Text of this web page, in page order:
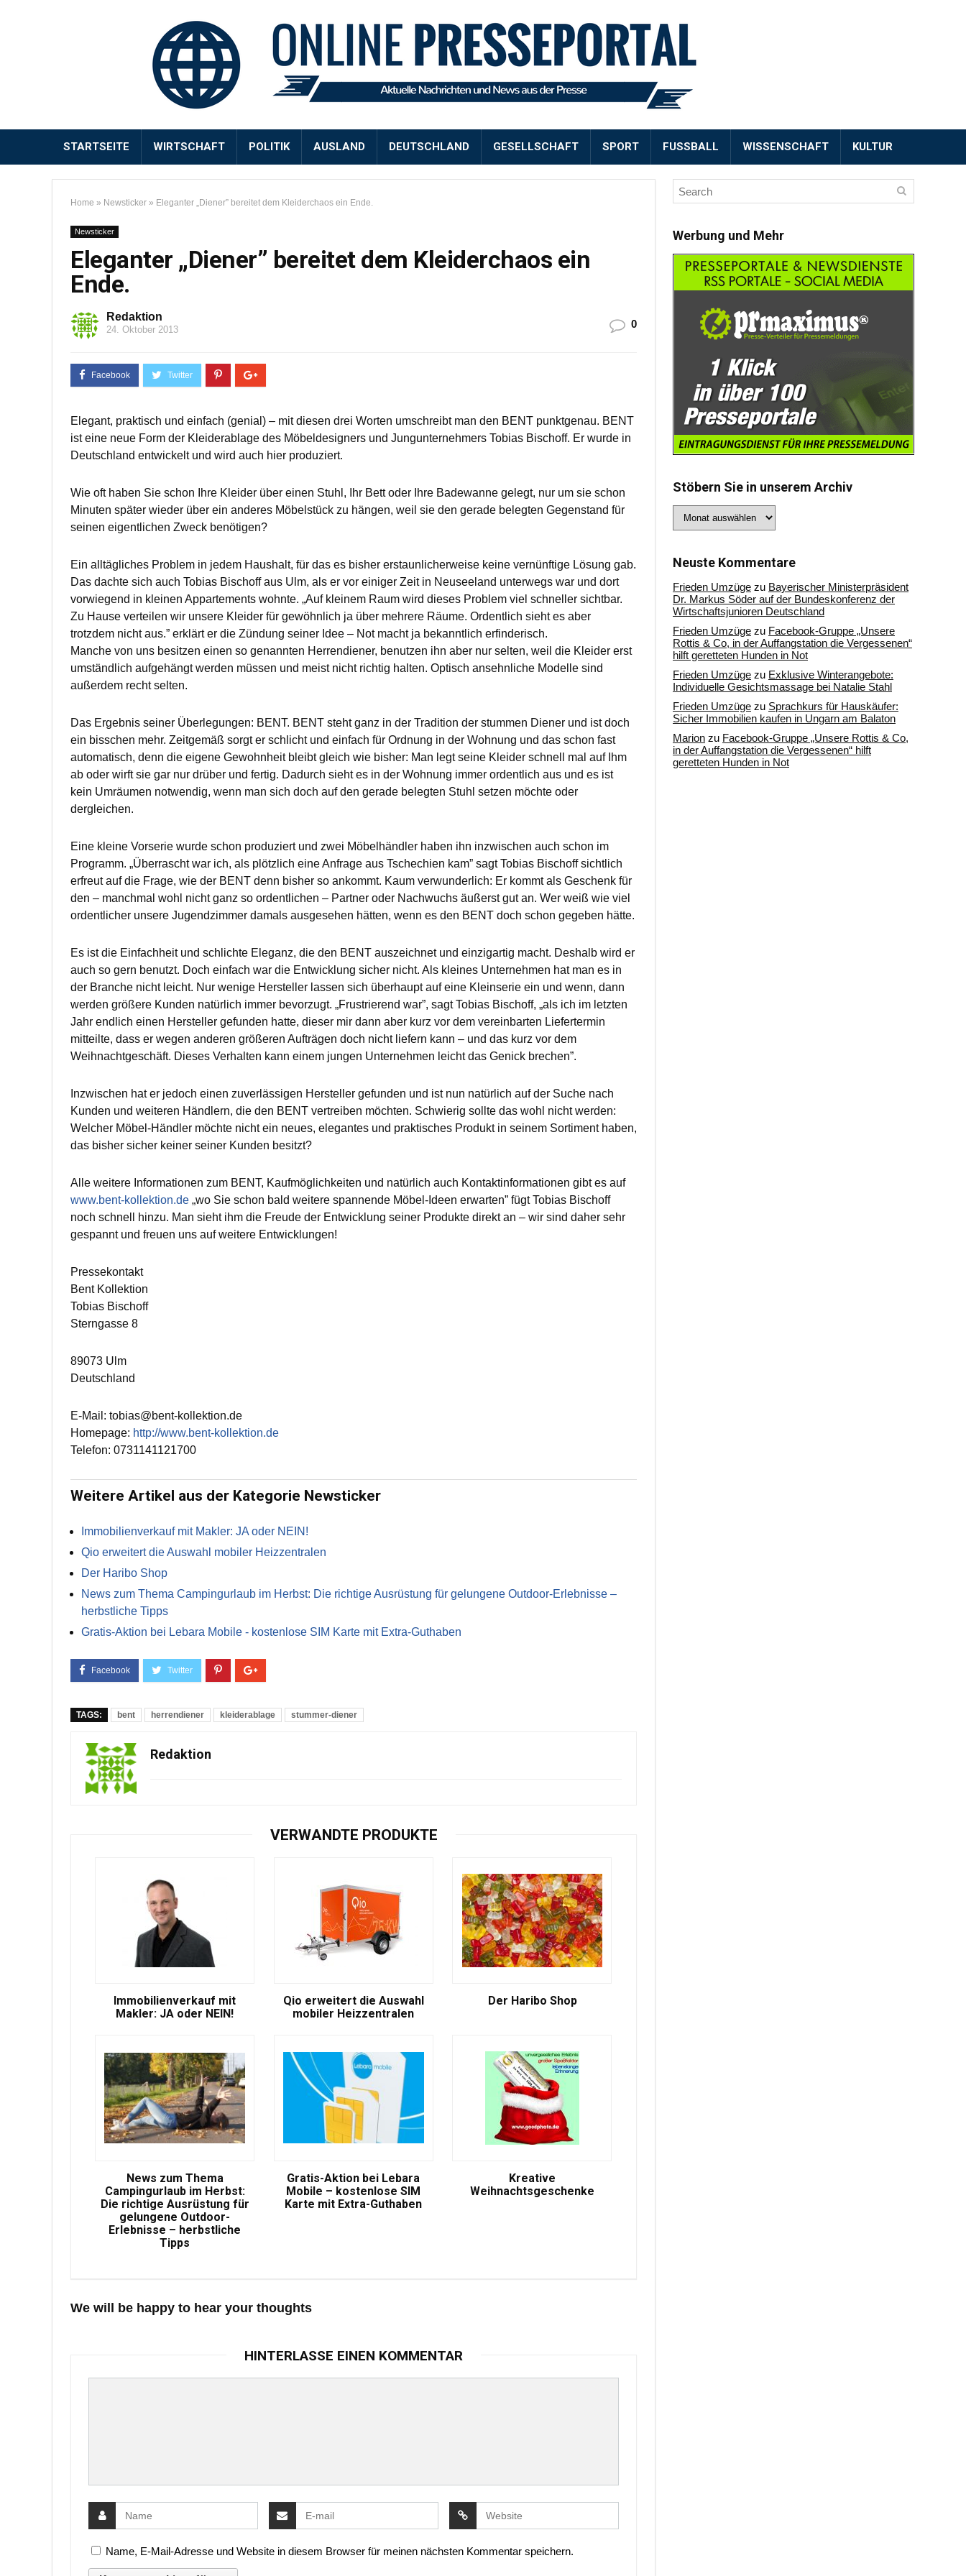
STARTSEITE WIRTSCHAFT POLITIK AUSLAND DEUTSCHLAND GESELLSCHAFT SPORT FUSSBALL WISSENSCHAFT KULTUR
Home » Newsticker » Eleganter „Diener” bereitet dem Kleiderchaos ein Ende.
Newsticker
Eleganter „Diener” bereitet dem Kleiderchaos ein
Ende.
Redaktion
24. Oktober 2013 0
Elegant, praktisch und einfach (genial) – mit diesen drei Worten umschreibt man den BENT punktgenau. BENT
ist eine neue Form der Kleiderablage des Möbeldesigners und Jungunternehmers Tobias Bischoff. Er wurde in
Deutschland entwickelt und wird auch hier produziert.
Wie oft haben Sie schon Ihre Kleider über einen Stuhl, Ihr Bett oder Ihre Badewanne gelegt, nur um sie schon
Minuten später wieder über ein anderes Möbelstück zu hängen, weil sie den gerade belegten Gegenstand für
seinen eigentlichen Zweck benötigen?
Ein alltägliches Problem in jedem Haushalt, für das es bisher erstaunlicherweise keine vernünftige Lösung gab.
Das dachte sich auch Tobias Bischoff aus Ulm, als er vor einiger Zeit in Neuseeland unterwegs war und dort
vorwiegend in kleinen Appartements wohnte. „Auf kleinem Raum wird dieses Problem viel schneller sichtbar.
Zu Hause verteilen wir unsere Kleider für gewöhnlich ja über mehrere Räume. Ordentlich sieht es aber
trotzdem nicht aus.” erklärt er die Zündung seiner Idee – Not macht ja bekanntlich erfinderisch.
Manche von uns besitzen einen so genannten Herrendiener, benutzen ihn aber nur selten, weil die Kleider erst
umständlich aufgehängt werden müssen und meist nicht richtig halten. Optisch ansehnliche Modelle sind
außerdem recht selten.
Das Ergebnis seiner Überlegungen: BENT. BENT steht ganz in der Tradition der stummen Diener und ist doch
ein bisschen mehr. Zeitgemäß sorgt er schlicht und einfach für Ordnung in der Wohnung und das schon fast
automatisch, denn die eigene Gewohnheit bleibt gleich wie bisher: Man legt seine Kleider schnell mal auf Ihm
ab oder wirft sie gar nur drüber und fertig. Dadurch sieht es in der Wohnung immer ordentlich aus und es ist
kein Umräumen notwendig, wenn man sich doch auf den gerade belegten Stuhl setzen möchte oder
dergleichen.
Eine kleine Vorserie wurde schon produziert und zwei Möbelhändler haben ihn inzwischen auch schon im
Programm. „Überrascht war ich, als plötzlich eine Anfrage aus Tschechien kam” sagt Tobias Bischoff sichtlich
erfreut auf die Frage, wie der BENT denn bisher so ankommt. Kaum verwunderlich: Er kommt als Geschenk für
den – manchmal wohl nicht ganz so ordentlichen – Partner oder Nachwuchs äußerst gut an. Wer weiß wie viel
ordentlicher unsere Jugendzimmer damals ausgesehen hätten, wenn es den BENT doch schon gegeben hätte.
Es ist die Einfachheit und schlichte Eleganz, die den BENT auszeichnet und einzigartig macht. Deshalb wird er
auch so gern benutzt. Doch einfach war die Entwicklung sicher nicht. Als kleines Unternehmen hat man es in
der Branche nicht leicht. Nur wenige Hersteller lassen sich überhaupt auf eine Kleinserie ein und wenn, dann
werden größere Kunden natürlich immer bevorzugt. „Frustrierend war”, sagt Tobias Bischoff, „als ich im letzten
Jahr endlich einen Hersteller gefunden hatte, dieser mir dann aber kurz vor dem vereinbarten Liefertermin
mitteilte, dass er wegen anderen größeren Aufträgen doch nicht liefern kann – und das kurz vor dem
Weihnachtgeschäft. Dieses Verhalten kann einem jungen Unternehmen leicht das Genick brechen”.
Inzwischen hat er jedoch einen zuverlässigen Hersteller gefunden und ist nun natürlich auf der Suche nach
Kunden und weiteren Händlern, die den BENT vertreiben möchten. Schwierig sollte das wohl nicht werden:
Welcher Möbel-Händler möchte nicht ein neues, elegantes und praktisches Produkt in seinem Sortiment haben,
das bisher sicher keiner seiner Kunden besitzt?
Alle weitere Informationen zum BENT, Kaufmöglichkeiten und natürlich auch Kontaktinformationen gibt es auf
www.bent-kollektion.de „wo Sie schon bald weitere spannende Möbel-Ideen erwarten” fügt Tobias Bischoff
noch schnell hinzu. Man sieht ihm die Freude der Entwicklung seiner Produkte direkt an – wir sind daher sehr
gespannt und freuen uns auf weitere Entwicklungen!
Pressekontakt
Bent Kollektion
Tobias Bischoff
Sterngasse 8
89073 Ulm
Deutschland
E-Mail: tobias@bent-kollektion.de
Homepage: http://www.bent-kollektion.de
Telefon: 0731141121700
Weitere Artikel aus der Kategorie Newsticker
Immobilienverkauf mit Makler: JA oder NEIN!
Qio erweitert die Auswahl mobiler Heizzentralen
Der Haribo Shop
News zum Thema Campingurlaub im Herbst: Die richtige Ausrüstung für gelungene Outdoor-Erlebnisse –
herbstliche Tipps
Gratis-Aktion bei Lebara Mobile - kostenlose SIM Karte mit Extra-Guthaben
TAGS: bent herrendiener kleiderablage stummer-diener
Redaktion
VERWANDTE PRODUKTE
Immobilienverkauf mit
Makler: JA oder NEIN!
Qio erweitert die Auswahl
mobiler Heizzentralen
Der Haribo Shop
News zum Thema
Campingurlaub im Herbst:
Die richtige Ausrüstung für
gelungene Outdoor-
Erlebnisse – herbstliche
Tipps
Gratis-Aktion bei Lebara
Mobile – kostenlose SIM
Karte mit Extra-Guthaben
Kreative
Weihnachtsgeschenke
We will be happy to hear your thoughts
HINTERLASSE EINEN KOMMENTAR
Name, E-Mail-Adresse und Website in diesem Browser für meinen nächsten Kommentar speichern.
Werbung und Mehr
Stöbern Sie in unserem Archiv
Sie
Archiv
Neuste Kommentare
Frieden Umzüge zu Bayerischer Ministerpräsident
Dr. Markus Söder auf der Bundeskonferenz der
Wirtschaftsjunioren Deutschland
Frieden Umzüge zu Facebook-Gruppe „Unsere
Rottis & Co, in der Auffangstation die Vergessenen“
hilft geretteten Hunden in Not
Frieden Umzüge zu Exklusive Winterangebote:
Individuelle Gesichtsmassage bei Natalie Stahl
Frieden Umzüge zu Sprachkurs für Hauskäufer:
Sicher Immobilien kaufen in Ungarn am Balaton
Marion zu Facebook-Gruppe „Unsere Rottis & Co,
in der Auffangstation die Vergessenen“ hilft
geretteten Hunden in Not